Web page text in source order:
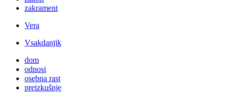
zakrament
Vera
Vsakdanjik
dom
odnosi
osebna rast
preizkušnje